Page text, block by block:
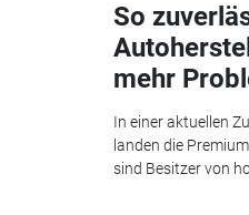
So
mehr
In einer aktuellen
landen die
sind Besitzer von